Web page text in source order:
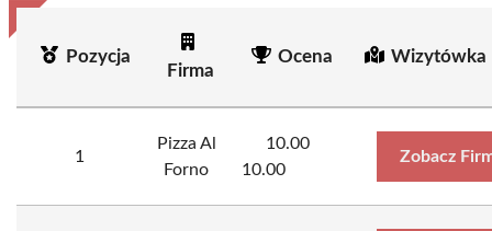
Pozycja
Firma
Ocena Wizytówka
1
Pizza Al
Forno
10.00
10.00
Zobacz